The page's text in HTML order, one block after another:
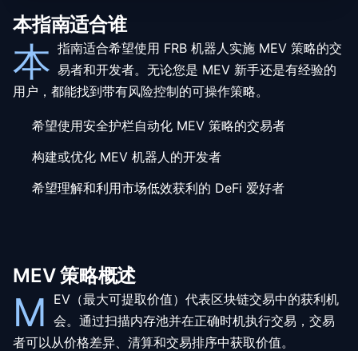
本指南适合谁
本 指南适合希望使用 FRB 机器人实施 MEV 策略的交
易者和开发者。无论您是 MEV 新手还是有经验的
用户，都能找到带有风险控制的可操作策略。
希望使用安全护栏自动化 MEV 策略的交易者
构建或优化 MEV 机器人的开发者
希望理解和利用市场低效获利的 DeFi 爱好者
MEV 策略概述
M
EV（最大可提取价值）代表区块链交易中的获利机
会。通过扫描内存池并在正确时机执行交易，交易
者可以从价格差异、清算和交易排序中获取价值。